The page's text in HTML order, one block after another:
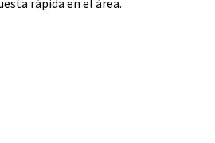
rápida en el área.